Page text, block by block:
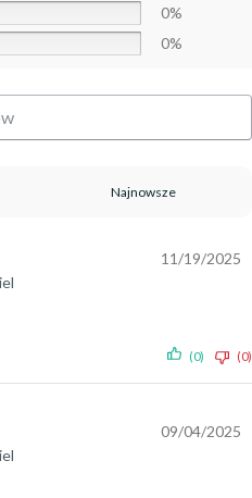
0%
0%
11/19/2025
(0) (0)
09/04/2025